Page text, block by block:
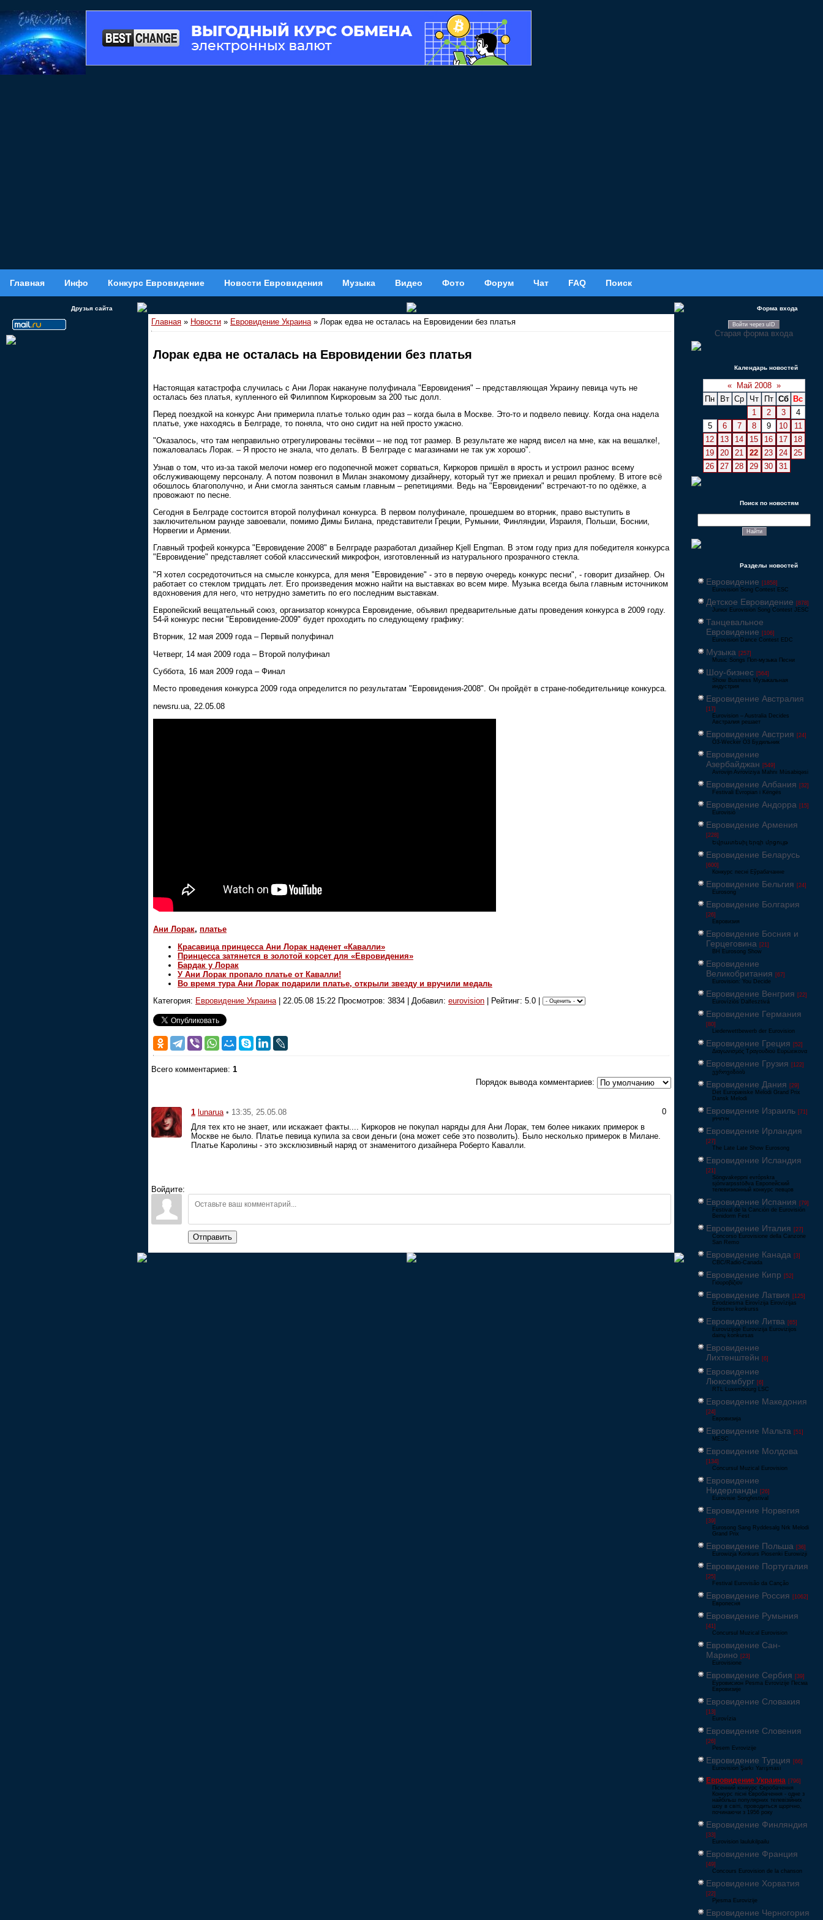
Главная Инфо Конкурс Евровидение Новости Евровидения Музыка Видео Фото Форум Чат FAQ Поиск
Друзья сайта
Главная » Новости » Евровидение Украина» Лорак едва не осталась на Евровидении без платья
Лорак едва не осталась на Евровидении без платья
Настоящая катастрофа случилась с Ани Лорак накануне полуфинала "Евровидения" – представляющая Украину певица чуть не
осталась без платья, купленного ей Филиппом Киркоровым за 200 тыс долл.
Перед поездкой на конкурс Ани примерила платье только один раз – когда была в Москве. Это-то и подвело певицу. Когда она надела
платье, уже находясь в Белграде, то поняла, что оно сидит на ней просто ужасно.
"Оказалось, что там неправильно отрегулированы тесёмки – не под тот размер. В результате же наряд висел на мне, как на вешалке!,
пожаловалась Лорак. – Я просто не знала, что делать. В Белграде с магазинами не так уж хорошо".
Узнав о том, что из-за такой мелочи номер его подопечной может сорваться, Киркоров пришёл в ярость и устроил разнос всему
обслуживающему персоналу. А потом позвонил в Милан знакомому дизайнеру, который тут же приехал и решил проблему. В итоге всё
обошлось благополучно, и Ани смогла заняться самым главным – репетициями. Ведь на "Евровидении" встречают-то по одёжке, а
провожают по песне.
Сегодня в Белграде состоится второй полуфинал конкурса. В первом полуфинале, прошедшем во вторник, право выступить в
заключительном раунде завоевали, помимо Димы Билана, представители Греции, Румынии, Финляндии, Израиля, Польши, Боснии,
Норвегии и Армении.
Главный трофей конкурса "Евровидение 2008" в Белграде разработал дизайнер Kjell Engman. В этом году приз для победителя конкурса
"Евровидение" представляет собой классический микрофон, изготовленный из натурального прозрачного стекла.
"Я хотел сосредоточиться на смысле конкурса, для меня "Евровидение" - это в первую очередь конкурс песни", - говорит дизайнер. Он
работает со стеклом тридцать лет. Его произведения можно найти на выставках во всем мире. Музыка всегда была главным источником
вдохновения для него, что нетрудно заметить по его последним выставкам.
Европейский вещательный союз, организатор конкурса Евровидение, объявил предварительные даты проведения конкурса в 2009 году.
54-й конкурс песни "Евровидение-2009" будет проходить по следующему графику:
Вторник, 12 мая 2009 года – Первый полуфинал
Четверг, 14 мая 2009 года – Второй полуфинал
Суббота, 16 мая 2009 года – Финал
Место проведения конкурса 2009 года определится по результатам "Евровидения-2008". Он пройдёт в стране-победительнице конкурса.
newsru.ua, 22.05.08
Ани Лорак, платье
Красавица принцесса Ани Лорак наденет «Кавалли»
Принцесса затянется в золотой корсет для «Евровидения»
Бардак у Лорак
У Ани Лорак пропало платье от Кавалли!
Во время тура Ани Лорак подарили платье, открыли звезду и вручили медаль
Категория: Евровидение Украина 22.05.08 15:22 Просмотров: 3834 | Добавил: eurovision | Рейтинг: 5.0 |
Всего комментариев: 1
Порядок вывода комментариев:
0
1 lunarua • 13:35, 25.05.08
Для тех кто не знает, или искажает факты.... Киркоров не покупал наряды для Ани Лорак, тем более никаких примерок в
Москве не было. Платье певица купила за свои деньги (она может себе это позволить). Было несколько примерок в Милане.
Платье Каролины - это эксклюзивный наряд от знаменитого дизайнера Роберто Кавалли.
Войдите:
Отправить
Форма входа
Войти через uID
Старая форма входа
Календарь новостей
« Май 2008 »
Пн
Вт Ср Чт Пт Сб
Вс
1
2 3
4
5
6 7 8 9 10
11
12
13 14 15 16 17
18
19
20 21 22 23 24
25
26
27 28 29 30 31
Поиск по новостям
Разделы новостей
Евровидение [1858]
Eurovision Song Contest ESC
Детское Евровидение [878]
Junior Eurovision Song Contest JESC
Танцевальное
Евровидение [106]
Eurovision Dance Contest EDC
Музыка [257]
Music Songs Поп-музыка Песни
Шоу-бизнес [564]
Show Business Музыкальная
индустрия
Евровидение Австралия
[17]
Eurovision – Australia Decides
Австралия решает
Евровидение Австрия [24]
Ö3-Wecker Ö3 Будильник
Евровидение
Азербайджан [549]
Avrovijn Avroviziya Mahnı Müsabiqəsi
Евровидение Албания [32]
Festivali Evropian i Këngës
Евровидение Андорра [15]
Eurovisió
Евровидение Армения
[228]
Եվրատեսիլ երգի մրցույթ
Евровидение Беларусь
[600]
Конкурс песні Еўрабачанне
Евровидение Бельгия [24]
Eurosong
Евровидение Болгария
[26]
Евровизия
Евровидение Босния и
Герцеговина [21]
BH Eurosong Show
Евровидение
Великобритания [67]
Eurovision: You Decide
Евровидение Венгрия [22]
Eurovíziós Dalfesztivá
Евровидение Германия
[80]
Liederwettbewerb der Eurovision
Евровидение Греция [52]
Διαγωνισμός Τραγουδιού Ευρώεικονα
Евровидение Грузия [122]
ევროვიზიის
Евровидение Дания [29]
Det Europæiske Melodi Grand Prix
Dansk Melodi
Евровидение Израиль [71]
‏אירוויזיון
Евровидение Ирландия
[27]
The Late Late Show Eurosong
Евровидение Исландия
[21]
Söngvakeppni evrópskra
sjónvarpsstöðva Европейский
телевизионный конкурс певцов
Евровидение Испания [79]
Festival de la Canción de Eurovisión
Benidorm Fest
Евровидение Италия [27]
Concorso Eurovisione della Canzone
San Remo
Евровидение Канада [3]
CBC/Radio-Canada
Евровидение Кипр [52]
Γιουροβίζιον
Евровидение Латвия [125]
Eirodziesma Eirovīzija Eirovīzijas
dziesmu konkurss
Евровидение Литва [65]
Eurovizijoje Eurovizija Eurovizijos
dainų konkursas
Евровидение
Лихтенштейн [6]
Евровидение
Люксембург [6]
RTL Luxembourg LSC
Евровидение Македония
[24]
Евровизија
Евровидение Мальта [51]
MESC
Евровидение Молдова
[134]
Concursul Muzical Eurovision
Евровидение
Нидерланды [26]
Eurovisie Songfestival
Евровидение Норвегия
[39]
Eurosong Sang Ryddesalg Nrk Melodi
Grand Prix
Евровидение Польша [36]
Eurowizja Konkurs Piosenki Eurowizji
Евровидение Португалия
[25]
Festival Eurovisão da Canção
Евровидение Россия [1062]
Европесня
Евровидение Румыния
[41]
Concursul Muzical Eurovision
Евровидение Сан-
Марино [23]
Eurovisione
Евровидение Сербия [39]
Еуровисион Pesma Evrovizije Песма
Евровизије
Евровидение Словакия
[13]
Eurovízia
Евровидение Словения
[26]
Pesem Evrovizije
Евровидение Турция [66]
Eurovision Şarkı Yarışması
Евровидение Украина [796]
Пісенний конкурс Євробачення
Конкурс пісні Євробачення - одне з
найбільш популярних телевізійних
шоу в світі, проводиться щорічно,
починаючи з 1956 року
Евровидение Финляндия
[33]
Eurovision laulukilpailu
Евровидение Франция
[49]
Concours Eurovision de la chanson
Евровидение Хорватия
[22]
Pjesma Eurovizije
Евровидение Черногория